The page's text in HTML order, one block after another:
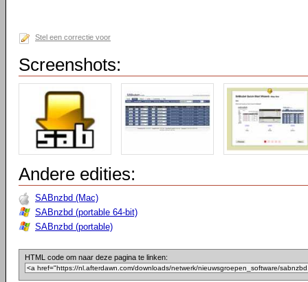
Stel een correctie voor
Screenshots:
Andere edities:
SABnzbd (Mac)
SABnzbd (portable 64-bit)
SABnzbd (portable)
HTML code om naar deze pagina te linken: